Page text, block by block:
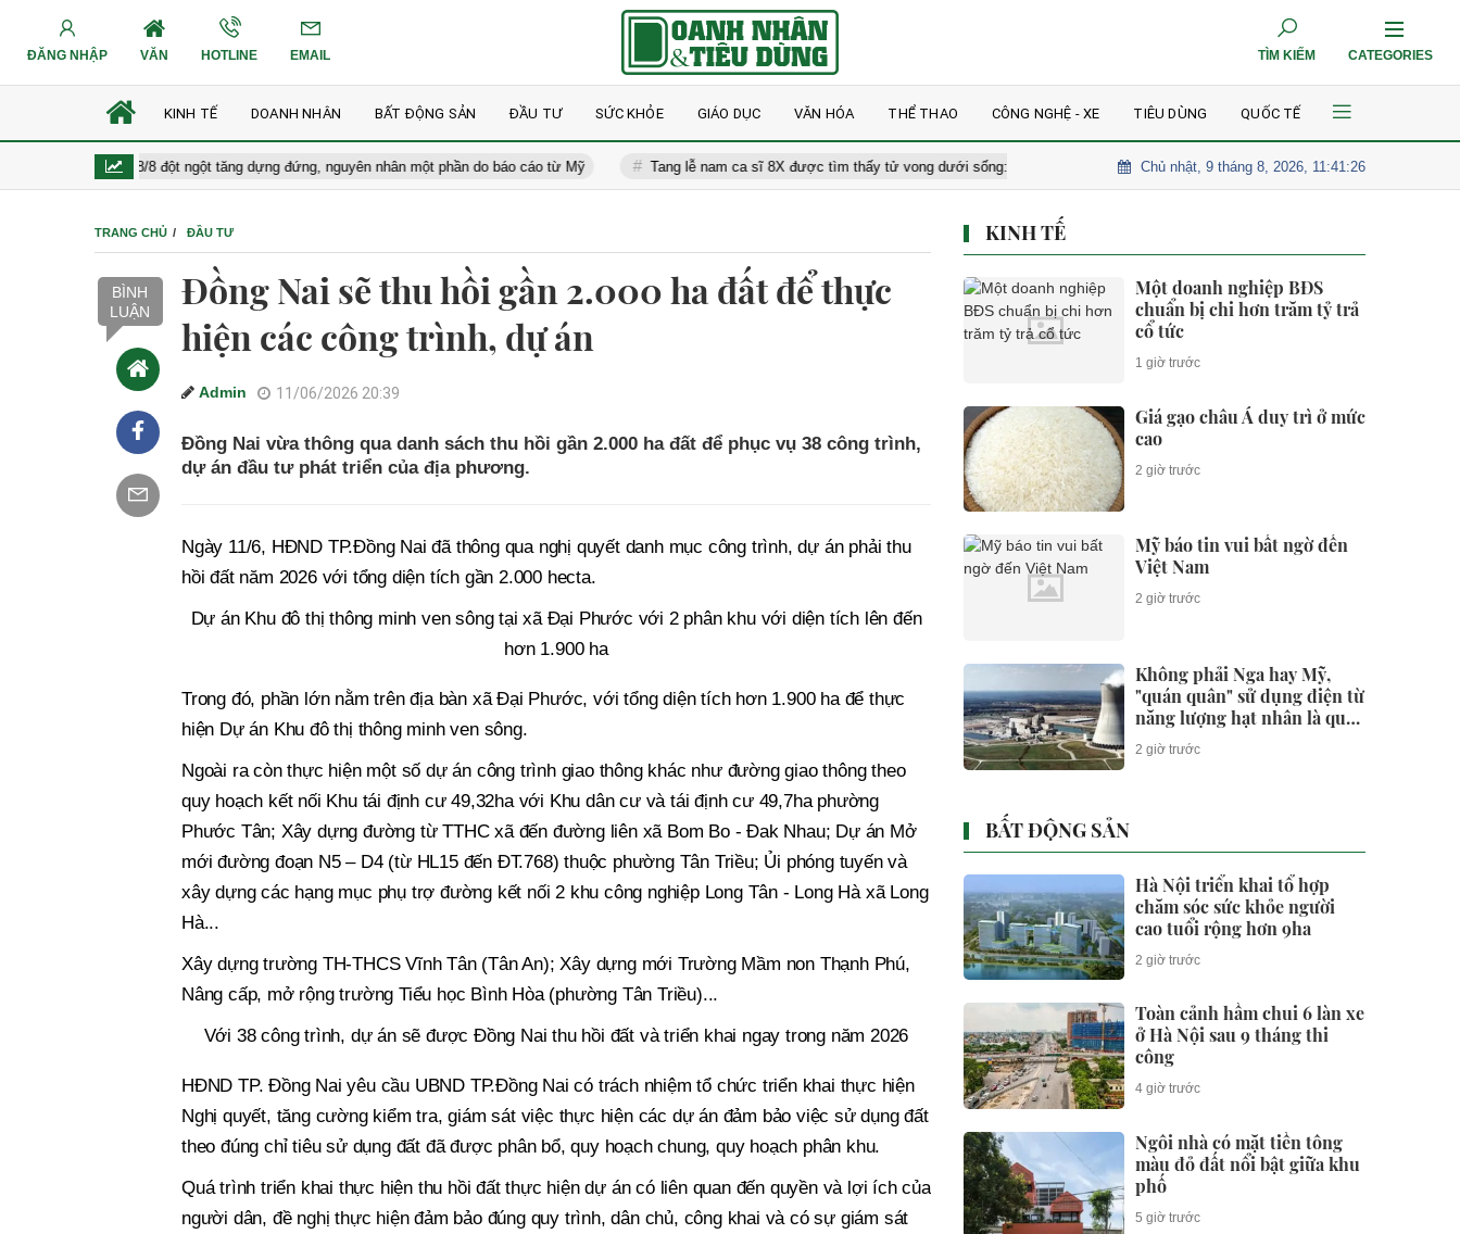
ĐĂNG NHẬP VĂN HOTLINE EMAIL TÌM KIẾM CATEGORIES
KINH TẾ DOANH NHÂN BẤT ĐỘNG SẢN ĐẦU TƯ SỨC KHỎE GIÁO DỤC VĂN HÓA THỂ THAO CÔNG NGHỆ - XE TIÊU DÙNG QUỐC TẾ
hôm nay 8/8 đột ngột tăng dựng đứng, nguyên nhân một phần do báo cáo từ Mỹ Tang lễ nam ca sĩ 8X được tìm thấy tử vong dưới sống: Mẹ già - bạn gái khóc nghẹn, dàn sao thất thần đến tiễn biệt
Chủ nhật, 9 tháng 8, 2026, 11:41:27
TRANG CHỦ ĐẦU TƯ
BÌNH
LUẬN
Đồng Nai sẽ thu hồi gần 2.000 ha đất để thực
hiện các công trình, dự án
Admin 11/06/2026 20:39
Đồng Nai vừa thông qua danh sách thu hồi gần 2.000 ha đất để phục vụ 38 công trình,
dự án đầu tư phát triển của địa phương.
Ngày 11/6, HĐND TP.Đồng Nai đã thông qua nghị quyết danh mục công trình, dự án phải thu
hồi đất năm 2026 với tổng diện tích gần 2.000 hecta.
Dự án Khu đô thị thông minh ven sông tại xã Đại Phước với 2 phân khu với diện tích lên đến
hơn 1.900 ha
Trong đó, phần lớn nằm trên địa bàn xã Đại Phước, với tổng diện tích hơn 1.900 ha để thực
hiện Dự án Khu đô thị thông minh ven sông.
Ngoài ra còn thực hiện một số dự án công trình giao thông khác như đường giao thông theo
quy hoạch kết nối Khu tái định cư 49,32ha với Khu dân cư và tái định cư 49,7ha phường
Phước Tân; Xây dựng đường từ TTHC xã đến đường liên xã Bom Bo - Đak Nhau; Dự án Mở
mới đường đoạn N5 – D4 (từ HL15 đến ĐT.768) thuộc phường Tân Triều; Ủi phóng tuyến và
xây dựng các hạng mục phụ trợ đường kết nối 2 khu công nghiệp Long Tân - Long Hà xã Long
Hà...
Xây dựng trường TH-THCS Vĩnh Tân (Tân An); Xây dựng mới Trường Mầm non Thạnh Phú,
Nâng cấp, mở rộng trường Tiểu học Bình Hòa (phường Tân Triều)...
Với 38 công trình, dự án sẽ được Đồng Nai thu hồi đất và triển khai ngay trong năm 2026
HĐND TP. Đồng Nai yêu cầu UBND TP.Đồng Nai có trách nhiệm tổ chức triển khai thực hiện
Nghị quyết, tăng cường kiểm tra, giám sát việc thực hiện các dự án đảm bảo việc sử dụng đất
theo đúng chỉ tiêu sử dụng đất đã được phân bổ, quy hoạch chung, quy hoạch phân khu.
Quá trình triển khai thực hiện thu hồi đất thực hiện dự án có liên quan đến quyền và lợi ích của
người dân, đề nghị thực hiện đảm bảo đúng quy trình, dân chủ, công khai và có sự giám sát
KINH TẾ
Một doanh nghiệp BĐS
chuẩn bị chi hơn trăm tỷ trả
cổ tức
1 giờ trước
Giá gạo châu Á duy trì ở mức
cao
2 giờ trước
Mỹ báo tin vui bất ngờ đến
Việt Nam
2 giờ trước
Không phải Nga hay Mỹ,
"quán quân" sử dụng điện từ
năng lượng hạt nhân là quốc
gia nào?
2 giờ trước
BẤT ĐỘNG SẢN
Hà Nội triển khai tổ hợp
chăm sóc sức khỏe người
cao tuổi rộng hơn 9ha
2 giờ trước
Toàn cảnh hầm chui 6 làn xe
ở Hà Nội sau 9 tháng thi
công
4 giờ trước
Ngôi nhà có mặt tiền tông
màu đỏ đất nổi bật giữa khu
phố
5 giờ trước